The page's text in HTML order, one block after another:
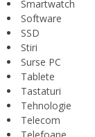
Smartwatch
Software
SSD
Stiri
Surse PC
Tablete
Tastaturi
Tehnologie
Telecom